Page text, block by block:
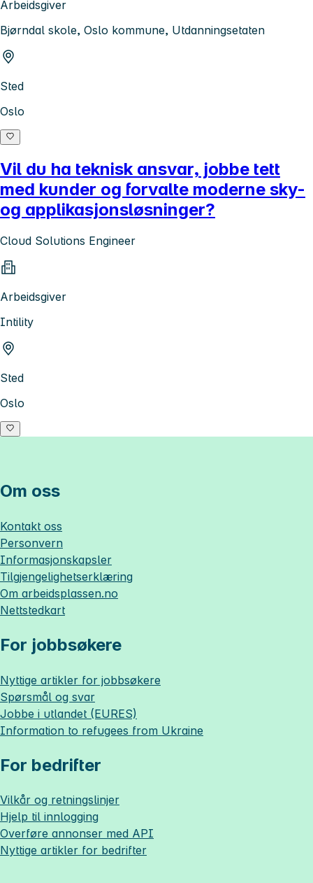
Arbeidsgiver
Bjørndal skole, Oslo kommune, Utdanningsetaten
Sted
Oslo
Vil du ha teknisk ansvar, jobbe tett
med kunder og forvalte moderne sky-
og applikasjonsløsninger?
Cloud Solutions Engineer
Arbeidsgiver
Intility
Sted
Oslo
Om oss
Kontakt oss
Personvern
Informasjonskapsler
Tilgjengelighetserklæring
Om arbeidsplassen.no
Nettstedkart
For jobbsøkere
Nyttige artikler for jobbsøkere
Spørsmål og svar
Jobbe i utlandet (EURES)
Information to refugees from Ukraine
For bedrifter
Vilkår og retningslinjer
Hjelp til innlogging
Overføre annonser med API
Nyttige artikler for bedrifter